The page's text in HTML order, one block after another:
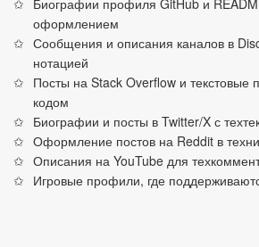
Биографии профиля GitHub и
оформлением
Сообщения и описания каналов в
нотацией
Посты на Stack Overflow и текстовые
кодом
Биографии и посты в Twitter/X с
Оформление постов на Reddit в
Описания на YouTube для
Игровые профили, где